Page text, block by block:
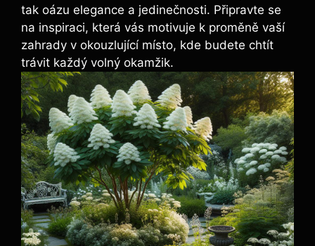
tak oázu⁣ elegance a jedinečnosti. Připravte se
na inspiraci, která vás motivuje k proměně vaší
zahrady v okouzlující místo, kde budete chtít
trávit každý volný okamžik.